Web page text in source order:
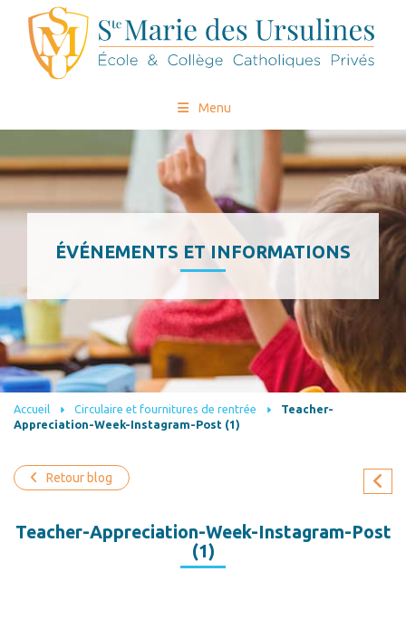
Menu
ÉVÉNEMENTS ET INFORMATIONS
Accueil Circulaire et fournitures de rentrée
Teacher-
Appreciation-Week-Instagram-Post (1)
Retour blog
Teacher-Appreciation-Week-Instagram-Post
(1)